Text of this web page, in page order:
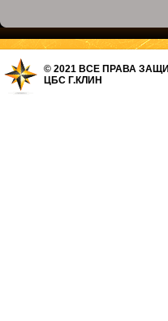
© 2021 ВСЕ ПРАВА
ЦБС Г.КЛИН